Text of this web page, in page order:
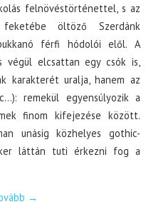
felnövéstörténettel, s az
öltöző Szerdánk
férfi hódolói elől. A
végül elcsattan egy csók is,
karakterét uralja, hanem az
remekül egyensúlyozik a
finom kifejezése között.
unásig közhelyes gothic-
láttán tuti érkezni fog a
→